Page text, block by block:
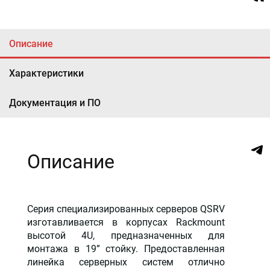
Описание
Характеристики
Документация и ПО
Описание
Серия специализированных серверов QSRV
изготавливается в корпусах Rackmount
высотой 4U, предназначенных для
монтажа в 19” стойку. Предоставленная
линейка серверных систем отлично